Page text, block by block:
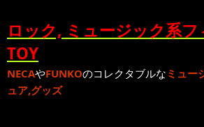
ロック, ミュージック系フ
TOY
NECAやFUNKOのコレクタブルな ミュー
ュア,グッズ